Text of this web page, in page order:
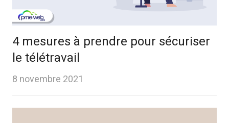
4 mesures à prendre pour sécuriser
le télétravail
8 novembre 2021